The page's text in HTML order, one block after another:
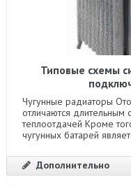
Типовые схемы
Чугунные радиаторы
отличаются
теплоотдачей Кроме
чугунных батарей
Дополнительно